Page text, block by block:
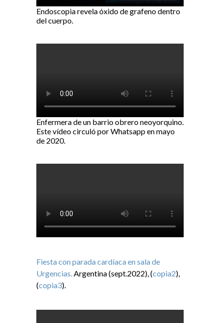
Endoscopia revela óxido de grafeno dentro
del cuerpo.
Enfermera de un barrio obrero neoyorquino.
Este vídeo circuló por Whatsapp en mayo
de 2020.
Fiesta con parada cardíaca en sala de
Urgencias.Argentina (sept.2022), (copia2),
(copia3).